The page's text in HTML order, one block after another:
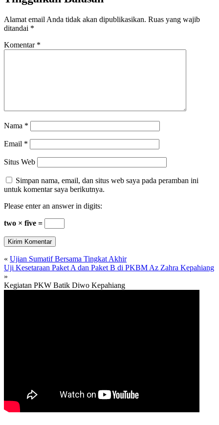
Alamat email Anda tidak akan dipublikasikan. Ruas yang wajib
ditandai *
Komentar *
Nama *
Email *
Situs Web
Simpan nama, email, dan situs web saya pada peramban ini
untuk komentar saya berikutnya.
Please enter an answer in digits:
two × five =
« Ujian Sumatif Bersama Tingkat Akhir
Uji Kesetaraan Paket A dan Paket B di PKBM Az Zahra Kepahiang
»
Kegiatan PKW Batik Diwo Kepahiang